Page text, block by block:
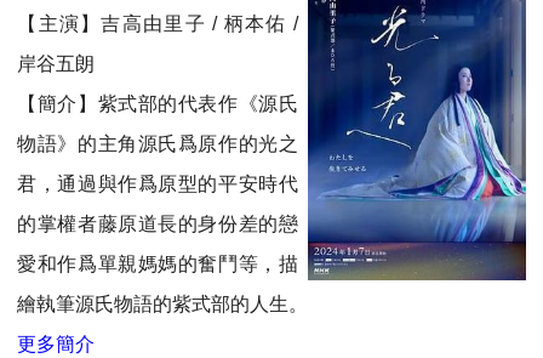
【主演】吉高由里子 / 柄本佑 /
岸谷五朗
【簡介】紫式部的代表作《源氏
物語》的主角源氏爲原作的光之
君，通過與作爲原型的平安時代
的掌權者藤原道長的身份差的戀
愛和作爲單親媽媽的奮鬥等，描
繪執筆源氏物語的紫式部的人生。
更多簡介